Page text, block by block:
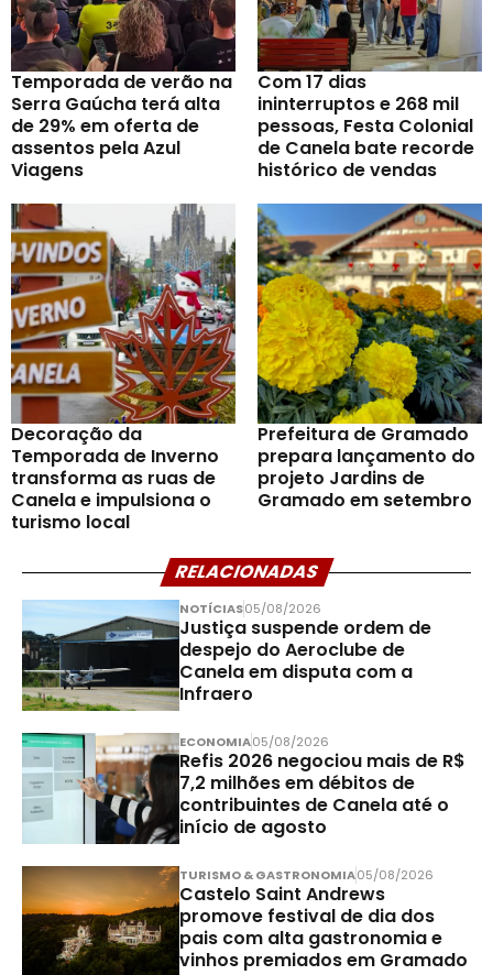
Temporada de verão na
Serra Gaúcha terá alta
de 29% em oferta de
assentos pela Azul
Viagens
Com 17 dias
ininterruptos e 268 mil
pessoas, Festa Colonial
de Canela bate recorde
histórico de vendas
Decoração da
Temporada de Inverno
transforma as ruas de
Canela e impulsiona o
turismo local
Prefeitura de Gramado
prepara lançamento do
projeto Jardins de
Gramado em setembro
RELACIONADAS
NOTÍCIAS05/08/2026
Justiça suspende ordem de
despejo do Aeroclube de
Canela em disputa com a
Infraero
ECONOMIA05/08/2026
Refis 2026 negociou mais de R$
7,2 milhões em débitos de
contribuintes de Canela até o
início de agosto
TURISMO & GASTRONOMIA05/08/2026
Castelo Saint Andrews
promove festival de dia dos
pais com alta gastronomia e
vinhos premiados em Gramado